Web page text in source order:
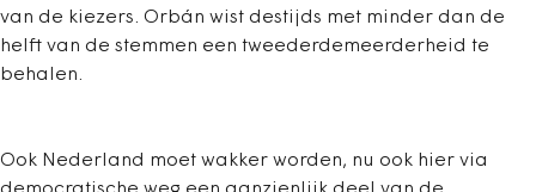
van de kiezers. Orbán wist destijds met minder dan de
helft van de stemmen een tweederdemeerderheid te
behalen.
Ook Nederland moet wakker worden, nu ook hier via